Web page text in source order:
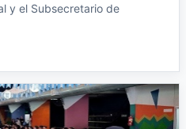
y el Subsecretario de